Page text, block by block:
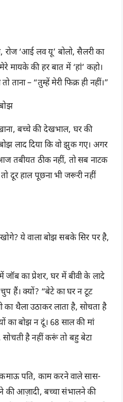
‘आई लव यू’ बोलो, सैलरी का
मायके की हर बात में ‘हां’ कहो।
ताना – “तुम्हें मेरी फिक्र ही नहीं।”
बच्चे की देखभाल, घर की
बोझ लाद दिया कि वो झुक गए। अगर
तबीयत ठीक नहीं, तो सब नाटक
दूर हाल पूछना भी जरूरी नहीं
ये वाला बोझ सबके सिर पर है,
का प्रेशर, घर में बीवी के लादे
चुप हैं। क्यों? “बेटे का घर न टूट
का थैला उठाकर लाता है, सोचता है
का बोझ न दूं। 68 साल की मां
है नहीं करूं तो बहु बेटा
पति, काम करने वाले सास-
की आज़ादी, बच्चा संभालने की